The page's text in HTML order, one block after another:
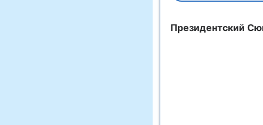
Президентский